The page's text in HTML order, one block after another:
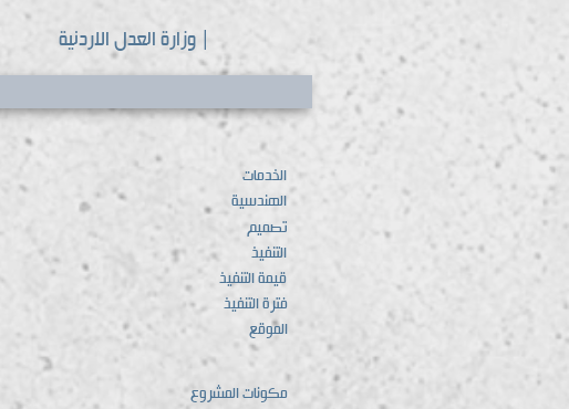
| وزارة العدل الاردنية
الخدمات
الهندسية
تصميم
التنفيذ
قيمة التنفيذ
فترة التنفيذ
الموقع
مكونات المشروع